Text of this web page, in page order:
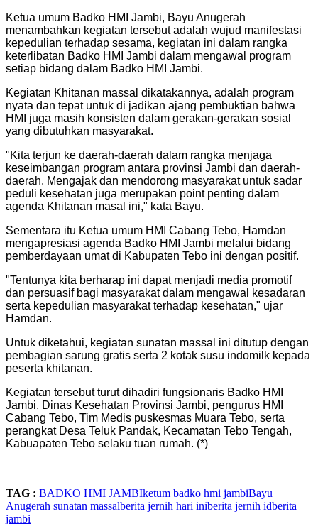
Ketua umum Badko HMI Jambi, Bayu Anugerah
menambahkan kegiatan tersebut adalah wujud manifestasi
kepedulian terhadap sesama, kegiatan ini dalam rangka
keterlibatan Badko HMI Jambi dalam mengawal program
setiap bidang dalam Badko HMI Jambi.
Kegiatan Khitanan massal dikatakannya, adalah program
nyata dan tepat untuk di jadikan ajang pembuktian bahwa
HMI juga masih konsisten dalam gerakan-gerakan sosial
yang dibutuhkan masyarakat.
"Kita terjun ke daerah-daerah dalam rangka menjaga
keseimbangan program antara provinsi Jambi dan daerah-
daerah. Mengajak dan mendorong masyarakat untuk sadar
peduli kesehatan juga merupakan point penting dalam
agenda Khitanan masal ini," kata Bayu.
Sementara itu Ketua umum HMI Cabang Tebo, Hamdan
mengapresiasi agenda Badko HMI Jambi melalui bidang
pemberdayaan umat di Kabupaten Tebo ini dengan positif.
"Tentunya kita berharap ini dapat menjadi media promotif
dan persuasif bagi masyarakat dalam mengawal kesadaran
serta kepedulian masyarakat terhadap kesehatan," ujar
Hamdan.
Untuk diketahui, kegiatan sunatan massal ini ditutup dengan
pembagian sarung gratis serta 2 kotak susu indomilk kepada
peserta khitanan.
Kegiatan tersebut turut dihadiri fungsionaris Badko HMI
Jambi, Dinas Kesehatan Provinsi Jambi, pengurus HMI
Cabang Tebo, Tim Medis puskesmas Muara Tebo, serta
perangkat Desa Teluk Pandak, Kecamatan Tebo Tengah,
Kabuapaten Tebo selaku tuan rumah. (*)
TAG : BADKO HMI JAMBIketum badko hmi jambiBayu
Anugerah sunatan massalberita jernih hari iniberita jernih idberita
jambi